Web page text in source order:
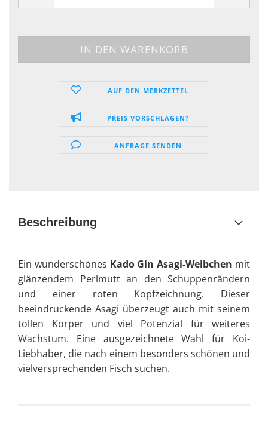
AUF DEN MERKZETTEL
PREIS VORSCHLAGEN?
ANFRAGE SENDEN
Beschreibung
Ein wunderschönes Kado Gin Asagi-Weibchen mit
glänzendem Perlmutt an den Schuppenrändern
und einer roten Kopfzeichnung. Dieser
beeindruckende Asagi überzeugt auch mit seinem
tollen Körper und viel Potenzial für weiteres
Wachstum. Eine ausgezeichnete Wahl für Koi-
Liebhaber, die nach einem besonders schönen und
vielversprechenden Fisch suchen.